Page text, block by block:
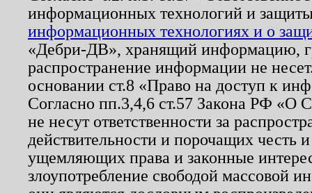
информационных технологий и
информационных технологиях и о
«Дебри-ДВ», хранящий информацию,
распространение информации не
основании ст.8 «Право на доступ к
Согласно пп.3,4,6 ст.57 Закона РФ «О
не несут ответственности за
действительности и порочащих честь
ущемляющих права и законные
злоупотребление свободой массовой